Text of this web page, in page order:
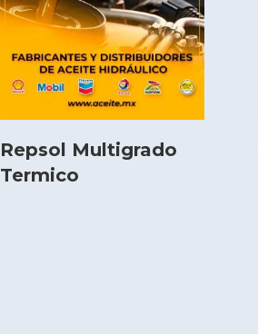
Repsol Multigrado
Termico